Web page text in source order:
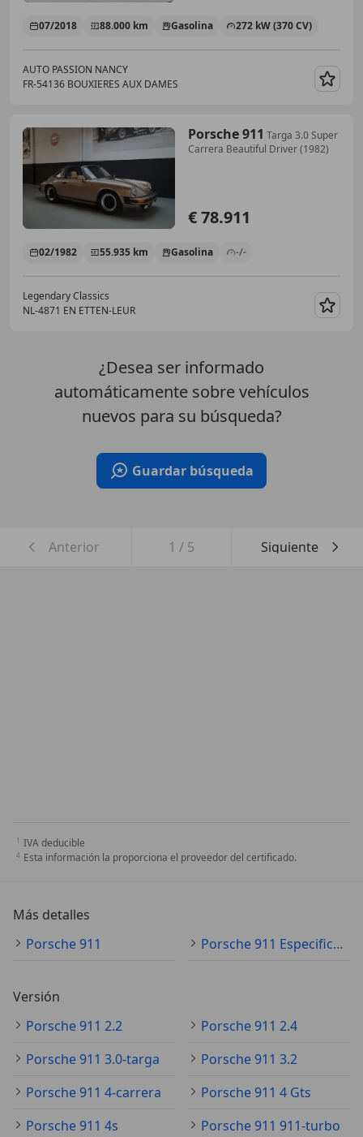
07/2018 88.000 km Gasolina 272 kW (370 CV)
AUTO PASSION NANCY
FR-54136 BOUXIERES AUX DAMES
Porsche 911 Targa 3.0 Super
Carrera Beautiful Driver (1982)
€ 78.911
02/1982 55.935 km Gasolina -/-
Legendary Classics
NL-4871 EN ETTEN-LEUR
¿Desea ser informado
automáticamente sobre vehículos
nuevos para su búsqueda?
Guardar búsqueda
Anterior 1 / 5 Siguiente
IVA deducible
Esta información la proporciona el proveedor del certificado.
Más detalles
Porsche 911
Porsche 911 Especificaciones técnicas
Versión
Porsche 911 2.2
Porsche 911 2.4
Porsche 911 3.0-targa
Porsche 911 3.2
Porsche 911 4-carrera
Porsche 911 4 Gts
Porsche 911 4s
Porsche 911 911-turbo